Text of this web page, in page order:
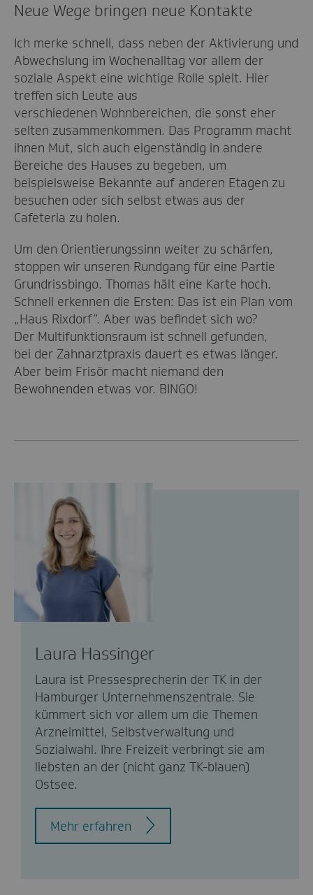
Neue Wege bringen neue Kontakte
Ich merke schnell, dass neben der Aktivierung und
Abwechslung im Wochenalltag vor allem der
soziale Aspekt eine wichtige Rolle spielt. Hier
treffen sich Leute aus
verschiedenen Wohnbereichen, die sonst eher
selten zusammenkommen. Das Programm macht
ihnen Mut, sich auch eigenständig in andere
Bereiche des Hauses zu begeben, um
beispielsweise Bekannte auf anderen Etagen zu
besuchen oder sich selbst etwas aus der
Cafeteria zu holen.
Um den Orientierungssinn weiter zu schärfen,
stoppen wir unseren Rundgang für eine Partie
Grundrissbingo. Thomas hält eine Karte hoch.
Schnell erkennen die Ersten: Das ist ein Plan vom
„Haus Rixdorf“. Aber was befindet sich wo?
Der Multifunktionsraum ist schnell gefunden,
bei der Zahnarztpraxis dauert es etwas länger.
Aber beim Frisör macht niemand den
Bewohnenden etwas vor. BINGO!
Laura Hassinger
Laura ist Pressesprecherin der TK in der
Hamburger Unternehmenszentrale. Sie
kümmert sich vor allem um die Themen
Arzneimittel, Selbstverwaltung und
Sozialwahl. Ihre Freizeit verbringt sie am
liebsten an der (nicht ganz TK-blauen)
Ostsee.
Mehr erfahren